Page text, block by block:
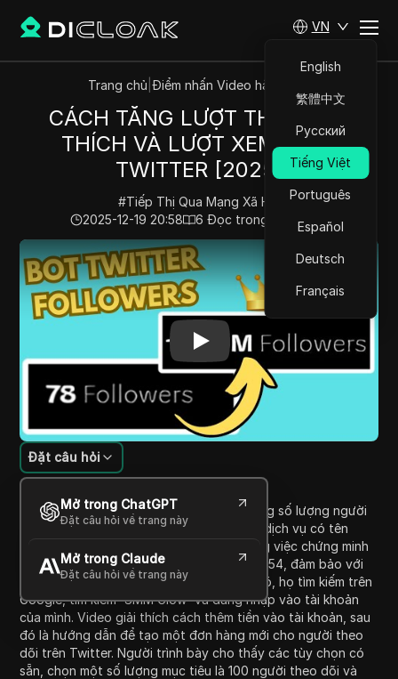
VN
English
繁體中文
Русский
Tiếng Việt
Português
Español
Deutsch
Français
Trang chủ Điểm nhấn Video hàng đầu
CÁCH TĂNG LƯỢT THEO DÕI,
THÍCH VÀ LƯỢT XEM TRÊN
TWITTER [2025]
#Tiếp Thị Qua Mạng Xã Hội
2025-12-19 20:58
6 Đọc trong giây phút
Play Video:CÁCH TĂNG LƯỢT THEO DÕI, THÍCH VÀ
Giới thiệu nội dung
Đặt câu hỏi
Mở trong ChatGPT
Đặt câu hỏi về trang này
Mở trong Claude
Đặt câu hỏi về trang này
Video này hướng dẫn người xem cách tăng số lượng người
theo dõi trên Twitter bằng cách sử dụng dịch vụ có tên
'SMM Glow.' Người trình bày bắt đầu bằng việc chứng minh
số lượng người theo dõi hiện tại của họ là 54, đảm bảo với
người xem về tính xác thực của nó. Sau đó, họ tìm kiếm trên
Google, tìm kiếm 'SMM Glow' và đăng nhập vào tài khoản
của mình. Video giải thích cách thêm tiền vào tài khoản, sau
đó là hướng dẫn để tạo một đơn hàng mới cho người theo
dõi trên Twitter. Người trình bày cho thấy các tùy chọn có
sẵn, chọn một số lượng mục tiêu là 100 người theo dõi và